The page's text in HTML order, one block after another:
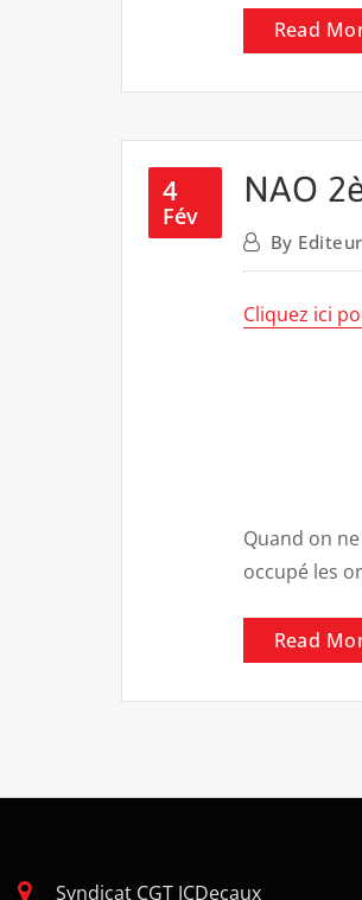
Read
4
Fév
NAO
By Editeur
Cliquez ici
Quand on
occupé les
Read
Syndicat CGT JCDecaux